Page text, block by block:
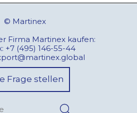
© Martinex
Firma Martinex kaufen:
+7 (495) 146-55-44
Frage stellen